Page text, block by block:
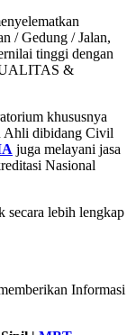
/ Gedung / Jalan,
tinggi dengan
&
khususnya
Ahli dibidang Civil
juga melayani jasa
Nasional
secara lebih lengkap
Informasi